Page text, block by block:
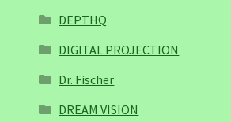
DEPTHQ
DIGITAL PROJECTION
Dr. Fischer
DREAM VISION